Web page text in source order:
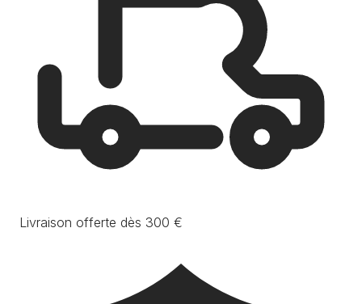
Livraison offerte dès 300 €